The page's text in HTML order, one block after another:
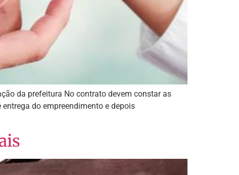
da prefeitura No contrato devem constar as
do empreendimento e depois